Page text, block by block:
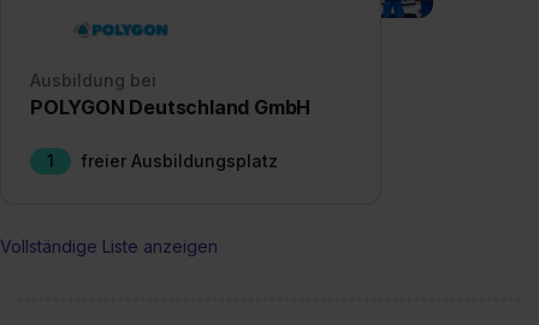
Einstellungen“ widerrufen. Weitere Informationen zu den
zeigen“. Weitere Informationen:
Impressum .
Ausbildung bei
POLYGON Deutschland GmbH
1 freier Ausbildungsplatz
Vollständige Liste anzeigen